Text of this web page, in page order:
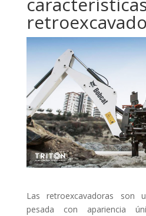
Las retroexcavadoras son
pesada con apariencia